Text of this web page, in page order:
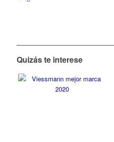
Quizás te interese